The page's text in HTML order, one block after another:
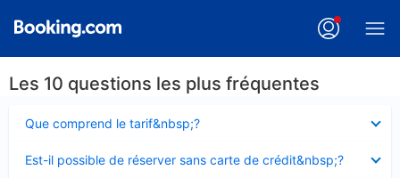
Les 10 questions les plus fréquentes
Que comprend le tarif&nbsp;?
fermé
Est-il possible de réserver sans carte de crédit&nbsp;?
fermé